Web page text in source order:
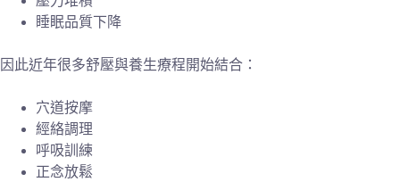
睡眠品質下降
因此近年很多舒壓與養生療程開始結合：
穴道按摩
經絡調理
呼吸訓練
正念放鬆